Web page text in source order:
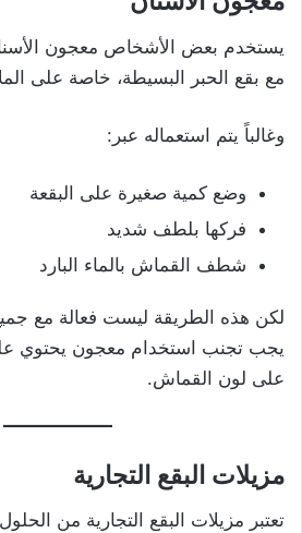
يستخدم بعض الأشخاص معجون
مع بقع الحبر البسيطة، خاصة على
وغالباً يتم استعماله عبر:
وضع كمية صغيرة على البقعة
فركها بلطف شديد
شطف القماش بالماء البارد
لكن هذه الطريقة ليست فعالة مع جميع
يجب تجنب استخدام معجون يحتوي
على لون القماش.
مزيلات البقع التجارية
تعتبر مزيلات البقع التجارية من الحلول